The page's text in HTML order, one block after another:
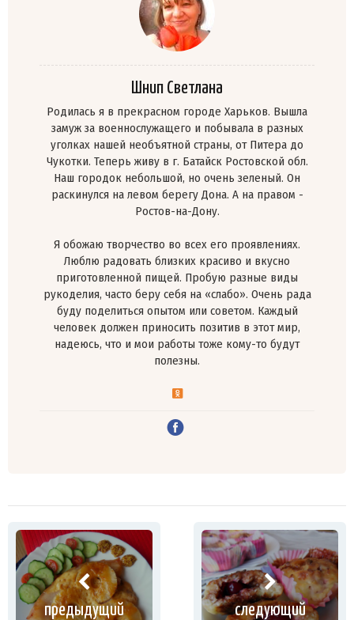
Шнип Светлана
Родилась я в прекрасном городе Харьков. Вышла
замуж за военнослужащего и побывала в разных
уголках нашей необъятной страны, от Питера до
Чукотки. Теперь живу в г. Батайск Ростовской обл.
Наш городок небольшой, но очень зеленый. Он
раскинулся на левом берегу Дона. А на правом -
Ростов-на-Дону.
Я обожаю творчество во всех его проявлениях.
Люблю радовать близких красиво и вкусно
приготовленной пищей. Пробую разные виды
рукоделия, часто беру себя на «слабо». Очень рада
буду поделиться опытом или советом. Каждый
человек должен приносить позитив в этот мир,
надеюсь, что и мои работы тоже кому-то будут
полезны.
предыдущий следующий